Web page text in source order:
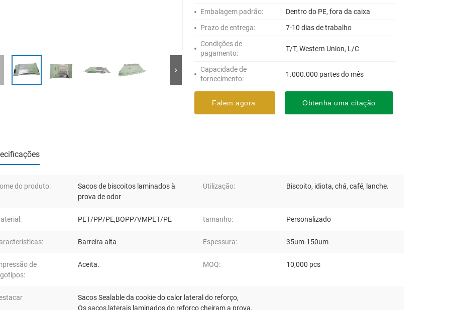
Embalagem padrão:
Dentro do PE, fora da caixa
Prazo de entrega:
7-10 dias de trabalho
Condições de
pagamento:
T/T, Western Union, L/C
Capacidade de
fornecimento:
1.000.000 partes do mês
Falem agora. Obtenha uma citação
do produto:
Sacos de biscoitos laminados à
prova de odor
Utilização: Biscoito, idiota, chá, café, lanche.
PET/PP/PE,BOPP/VMPET/PE tamanho: Personalizado
Barreira alta Espessura: 35um-150um
de
Aceita. MOQ: 10,000 pcs
Sacos Sealable da cookie do calor lateral do reforço,
Os sacos laterais laminados do reforço cheiram a prova,